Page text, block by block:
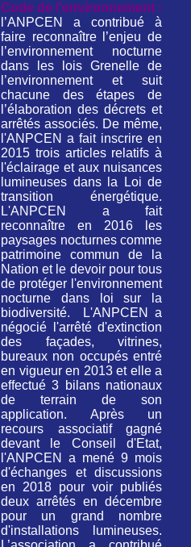
Code de l'environnement :
l’ANPCEN a contribué à
faire reconnaître l’enjeu de
l’environnement nocturne
dans les lois Grenelle de
l’environnement et suit
chacune des étapes de
l’élaboration des décrets et
arrêtés associés. De même,
l'ANPCEN a fait inscrire en
2015 trois articles relatifs à
l'éclairage et aux nuisances
lumineuses dans la Loi de
transition énergétique.
L'ANPCEN a fait
reconnaître en 2016 les
paysages nocturnes comme
patrimoine commun de la
Nation et le devoir pour tous
de protéger l'environnement
nocturne dans loi sur la
biodiversité.
L'ANPCEN a
négocié l'arrêté d'extinction
des façades, vitrines,
bureaux non occupés entré
en vigueur en 2013 et elle a
effectué 3 bilans nationaux
de terrain de son
application. Après un
recours associatif gagné
devant le Conseil d'Etat,
l'ANPCEN a mené 9 mois
d'échanges et discussions
en 2018 pour voir publiés
deux arrêtés en décembre
pour un grand nombre
d'installations lumineuses.